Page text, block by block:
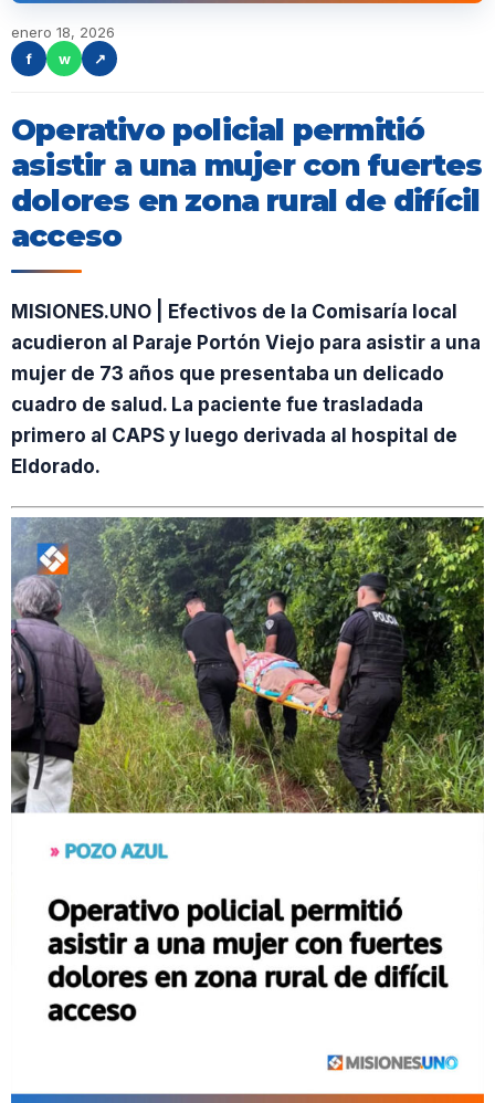
enero 18, 2026
f
w ↗
Operativo policial permitió
asistir a una mujer con fuertes
dolores en zona rural de difícil
acceso
MISIONES.UNO | Efectivos de la Comisaría local
acudieron al Paraje Portón Viejo para asistir a una
mujer de 73 años que presentaba un delicado
cuadro de salud. La paciente fue trasladada
primero al CAPS y luego derivada al hospital de
Eldorado.